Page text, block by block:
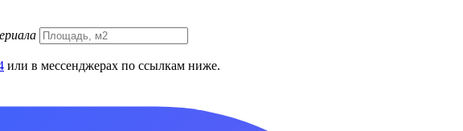
или в мессенджерах по ссылкам ниже.